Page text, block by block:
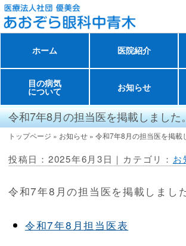
ホーム 医院紹介
目の病気
について お知らせ
令和7年8月の担当医を掲載しました
トップページ » お知らせ » 令和7年8月の担当医を掲載
投稿日：2025年6月3日｜カテゴリ： お
令和7年8月の担当医を掲載しました
令和7年8月担当医表